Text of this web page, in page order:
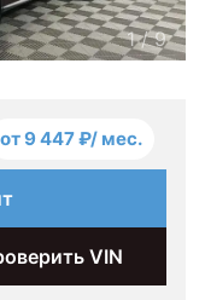
1/9
от 9 447 ₽/ мес.
VIN